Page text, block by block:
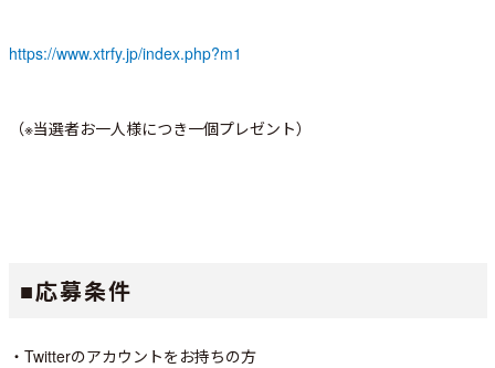
https://www.xtrfy.jp/index.php?m1
（※当選者お一人様につき一個プレゼント）
■応募条件
・Twitterのアカウントをお持ちの方